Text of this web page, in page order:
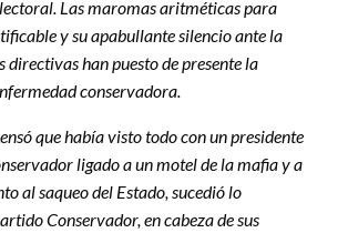
Las maromas aritméticas para
y su apabullante silencio ante la
directivas han puesto de presente la
conservadora.
que había visto todo con un presidente
ligado a un motel de la mafia y a
al saqueo del Estado, sucedió lo
Conservador, en cabeza de sus